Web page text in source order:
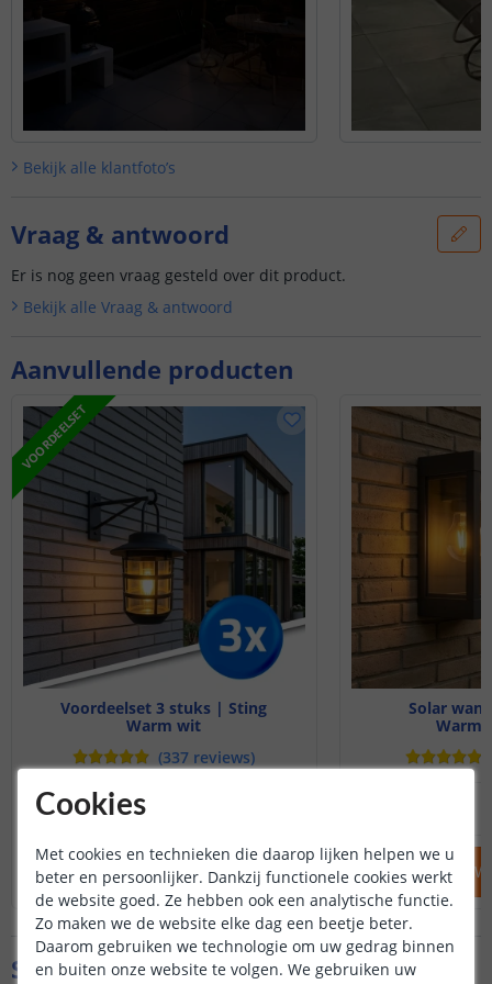
Aanvullende producten
VOORDEELSET
Voordeelset 3 stuks | Sting
Warm wit
(337 reviews)
OP VOORRAAD
IN WINKELWAGEN
Solar
Warm
IN
Bekijk alle klantfoto’s
Vraag & antwoord
Er is nog geen vraag gesteld over dit product.
Bekijk alle Vraag & antwoord
Specificaties
Cookies
Met cookies en technieken die daarop lijken helpen we u
beter en persoonlijker. Dankzij functionele cookies werkt
de website goed. Ze hebben ook een analytische functie.
Zo maken we de website elke dag een beetje beter.
Daarom gebruiken we technologie om uw gedrag binnen
en buiten onze website te volgen. We gebruiken uw